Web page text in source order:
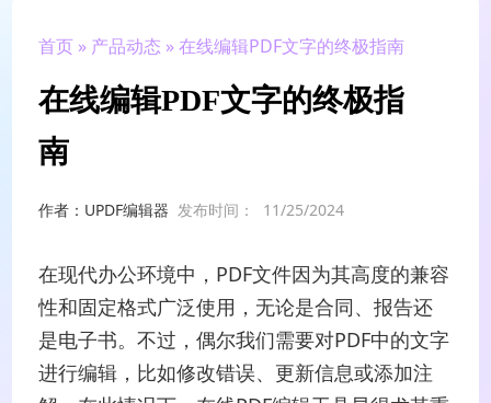
升级会员
首页 » 产品动态 » 在线编辑PDF文字的终极指南
在线编辑PDF文字的终极指
南
作者：UPDF编辑器 发布时间： 11/25/2024
在现代办公环境中，PDF文件因为其高度的兼容
性和固定格式广泛使用，无论是合同、报告还
是电子书。不过，偶尔我们需要对PDF中的文字
进行编辑，比如修改错误、更新信息或添加注